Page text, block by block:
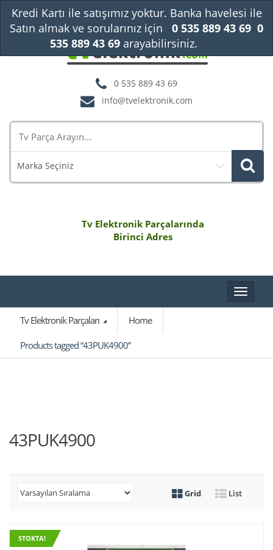
0 535 889 43 69
info@tvelektronik.com
Marka Seçiniz
Tv Elektronik Parçalarında
Birinci Adres
Toggle
Tv Elektronik Parçaları
Home
Products tagged “43PUK4900”
43PUK4900
Grid List
STOKTA!
Kredi Kartı ile satışımız yoktur. Banka havelesi ile
Satın almak ve sorularınız için
0 535 889 43 69 0
535 889 43 69arayabilirsiniz.